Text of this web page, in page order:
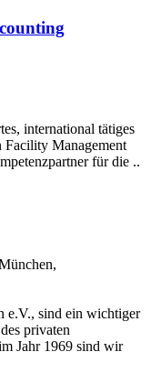
international tätiges
Facility Management
für die ..
e.V., sind ein wichtiger
privaten
Jahr 1969 sind wir